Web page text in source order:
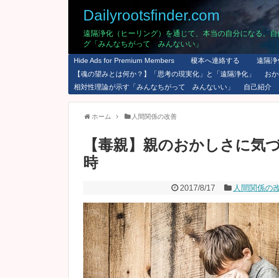
Dailyrootsfinder.com
遠隔浄化（ヒーリング）を通じて、本当の自分になる。
グ「みんなちがって みんないい」
Hide Ads for Premium Members 榎本へ連絡する 遠隔浄
【魂の望みとは何か？】「思考の現実化」と「遠隔浄化」
お
相対性理論が示す「みんなちがって みんないい」
自己紹介
ホーム 人間関係の改善
【毒親】親のおかしさに気
時
2017/8/17 人間関係の